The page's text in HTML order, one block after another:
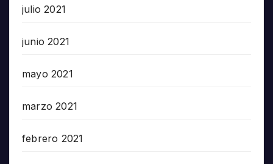
julio 2021
junio 2021
mayo 2021
marzo 2021
febrero 2021